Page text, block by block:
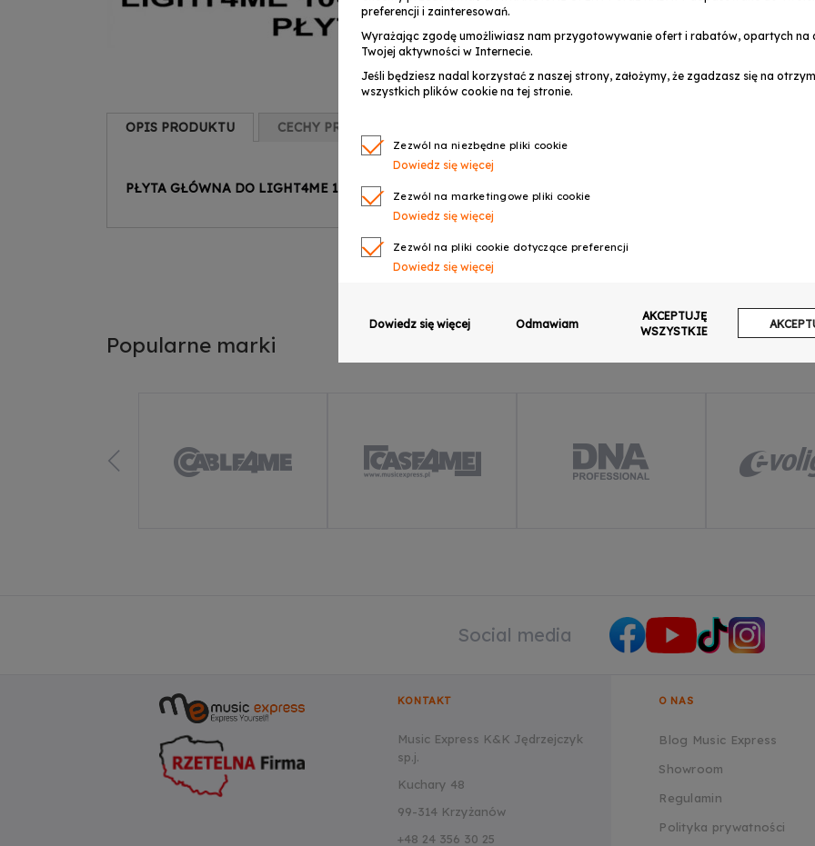
OPIS PRODUKTU
PŁYTA GŁÓWNA DO LIGHT4ME 10-EYES MOVING BEAM
CECHY PRODUKTU
Popularne marki
Social media
KONTAKT
Music Express K&K Jędrzejczyk
sp.j.
Kuchary 48
99-314 Krzyżanów
+48 24 356 30 25
O NAS
Blog Music Express
Showroom
Regulamin
Polityka prywatności
preferencji i zainteresowań.
Wyrażając zgodę umożliwiasz nam przygotowywanie ofert i rabatów, opartych na
Twojej aktywności w Internecie.
Jeśli będziesz nadal korzystać z naszej strony, założymy, że zgadzasz się na
wszystkich plików cookie na tej stronie.
Zezwól na niezbędne pliki cookie
Dowiedz się więcej
Zezwól na marketingowe pliki cookie
Dowiedz się więcej
Zezwól na pliki cookie dotyczące preferencji
Dowiedz się więcej
Dowiedz się więcej
Dowiedz się więcej Odmawiam
AKCEPTUJĘ
WSZYSTKIE